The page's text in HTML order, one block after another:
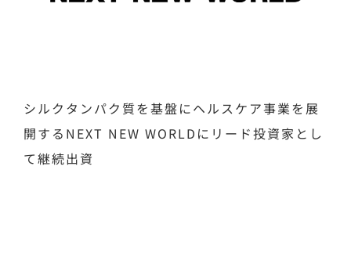
シルクタンパク質を基盤にヘルスケア事業を展
開するNEXT NEW WORLDにリード投資家とし
て継続出資